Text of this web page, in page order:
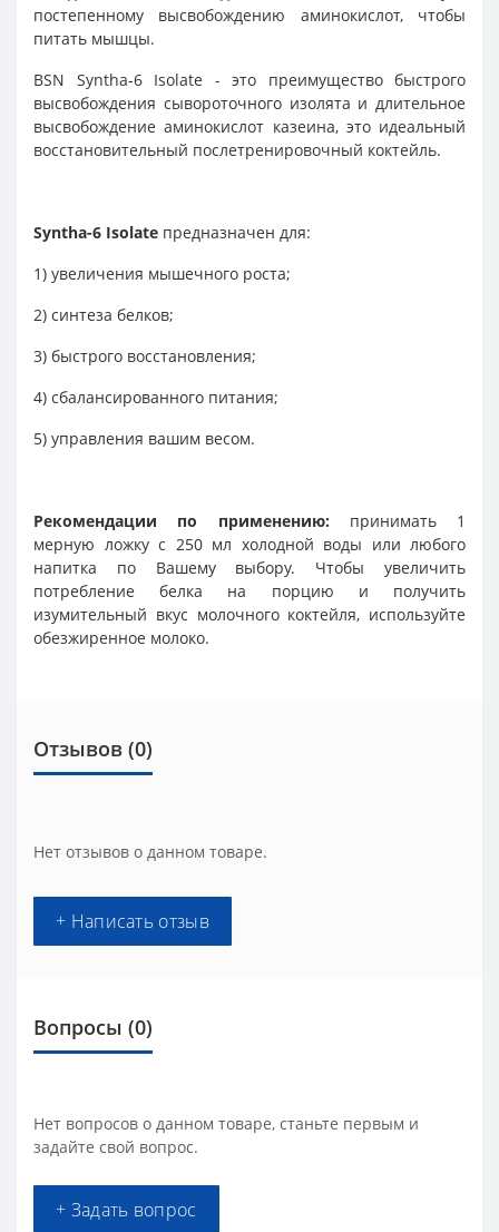
постепенному высвобождению аминокислот, чтобы
питать мышцы.
BSN Syntha-6 Isolate - это преимущество быстрого
высвобождения сывороточного изолята и длительное
высвобождение аминокислот казеина, это идеальный
восстановительный послетренировочный коктейль.
Syntha-6 Isolate предназначен для:
1) увеличения мышечного роста;
2) синтеза белков;
3) быстрого восстановления;
4) сбалансированного питания;
5) управления вашим весом.
Рекомендации по применению: принимать 1
мерную ложку с 250 мл холодной воды или любого
напитка по Вашему выбору. Чтобы увеличить
потребление белка на порцию и получить
изумительный вкус молочного коктейля, используйте
обезжиренное молоко.
Отзывов (0)
Нет отзывов о данном товаре.
+ Написать отзыв
Вопросы (0)
Нет вопросов о данном товаре, станьте первым и
задайте свой вопрос.
+ Задать вопрос